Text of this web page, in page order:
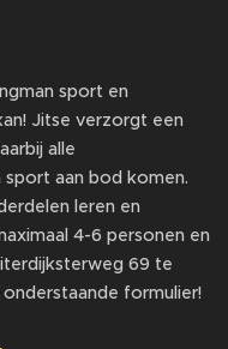
sport en
Jitse verzorgt een
alle
aan bod komen.
leren en
4-6 personen en
69 te
formulier!